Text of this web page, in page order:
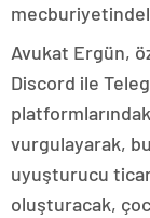
Avukat Ergün,
Discord ile
vurgulayarak,
uyuşturucu
oluşturacak,